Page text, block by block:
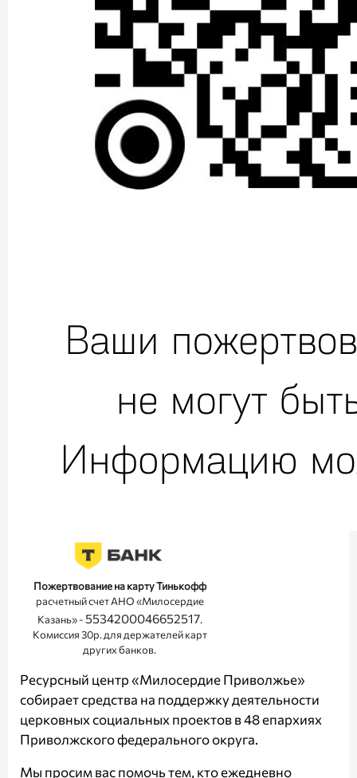
Пожертвование на карту Тинькофф
расчетный счет АНО «Милосердие
Казань» -5534200046652517.
Комиссия 30р. для держателей карт
других банков.
Ресурсный центр «Милосердие Приволжье»
собирает средства на поддержку деятельности
церковных социальных проектов в 48 епархиях
Приволжского федерального округа.
Мы просим вас помочь тем, кто ежедневно